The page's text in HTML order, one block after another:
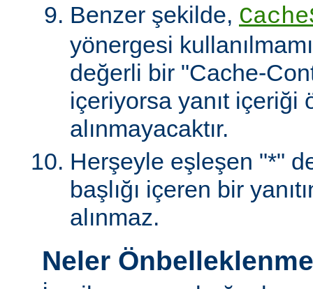
Benzer şekilde,
yönergesi
değerli bir "Cache-
içeriyorsa yanıt içeriği
alınmayacaktır.
Herşeyle eşleşen "*"
başlığı içeren bir
alınmaz.
Neler